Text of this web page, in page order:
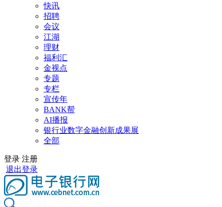
快讯
招聘
会议
江湖
理财
福利汇
金视点
专题
专栏
宣传年
BANK帮
AI播报
银行业数字金融创新成果展
全部
登录 注册
退出登录